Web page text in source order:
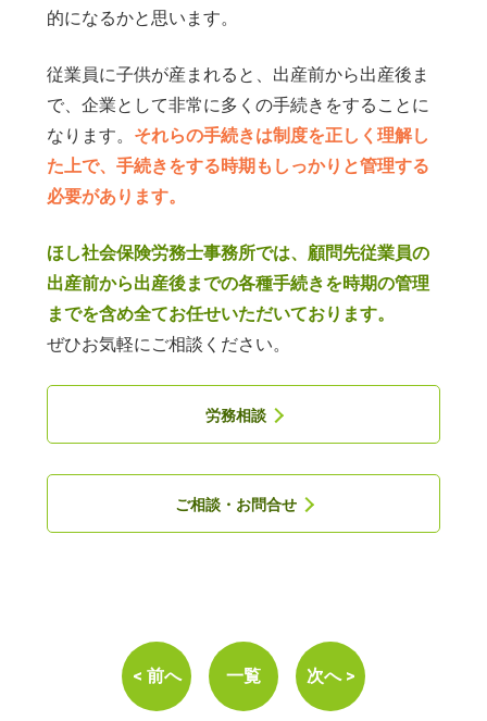
的になるかと思います。
従業員に子供が産まれると、出産前から出産後ま
で、企業として非常に多くの手続きをすることに
なります。 それらの手続きは制度を正しく理解し
た上で、手続きをする時期もしっかりと管理する
必要があります。
ほし社会保険労務士事務所では、顧問先従業員の
出産前から出産後までの各種手続きを時期の管理
までを含め全てお任せいただいております。
ぜひお気軽にご相談ください。
労務相談
ご相談・お問合せ
< 前へ 一覧 次へ >